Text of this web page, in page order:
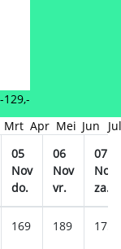
129,-
Mrt Apr Mei Jun
Jul
05
Nov
do.
06
Nov
vr.
07
Nov
za.
169 189 175